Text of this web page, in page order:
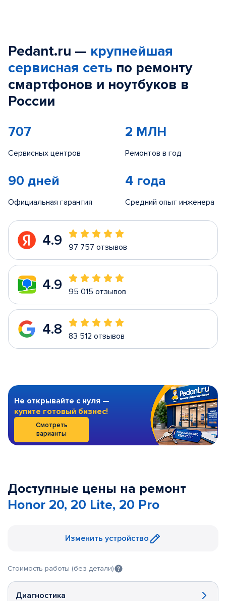
Pedant.ru — крупнейшая
сервисная сеть по ремонту
смартфонов и ноутбуков в
России
707
Сервисных центров
2 МЛН
Ремонтов в год
90 дней
Официальная гарантия
4 года
Средний опыт инженера
4.9 97 757 отзывов
4.9 95 015 отзывов
4.8 83 512 отзывов
Не открывайте с нуля —
купите готовый бизнес!
Смотреть
варианты
Доступные цены на ремонт
Honor 20, 20 Lite, 20 Pro
Изменить устройство
Стоимость работы (без детали)
Диагностика